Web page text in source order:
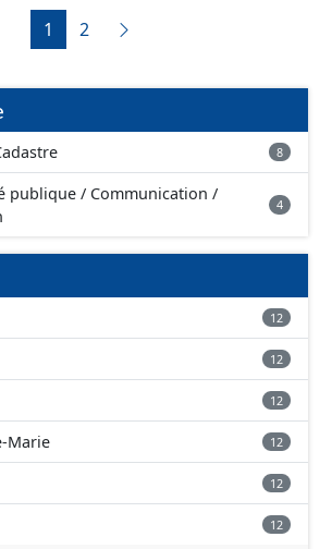
d’habitants dans le périmètre des
(vanne, réservoir, regard,
té, réduction, ventouse ...).
1 2
8
publique / Communication /
4
12
12
12
Marie 12
12
12